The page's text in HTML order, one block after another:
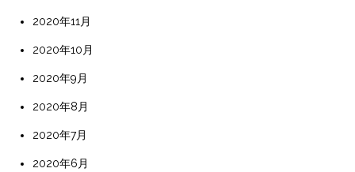
2020年11月
2020年10月
2020年9月
2020年8月
2020年7月
2020年6月